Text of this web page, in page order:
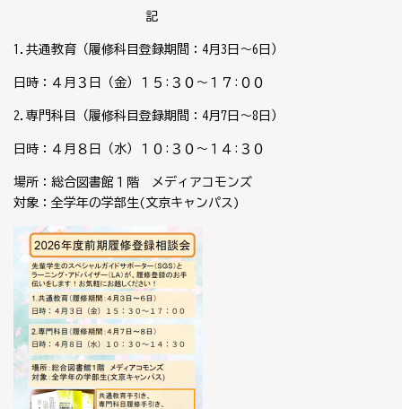
記
1.共通教育（履修科目登録期間：4月3日～6日）
日時：４月３日（金）１５ :３ ０～１７ :０ ０
2.専門科目（履修科目登録期間：4月7日～8日）
日時：４月８日（水）１０ :３ ０～１４ :３ ０
場所：総合図書館１階 メディアコモンズ
対象：全学年の学部生(文京キャンパス)